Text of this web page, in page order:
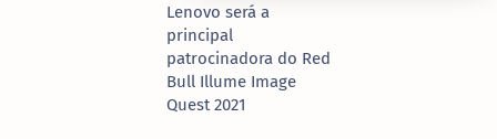
Lenovo será a
principal
patrocinadora do Red
Bull Illume Image
Quest 2021